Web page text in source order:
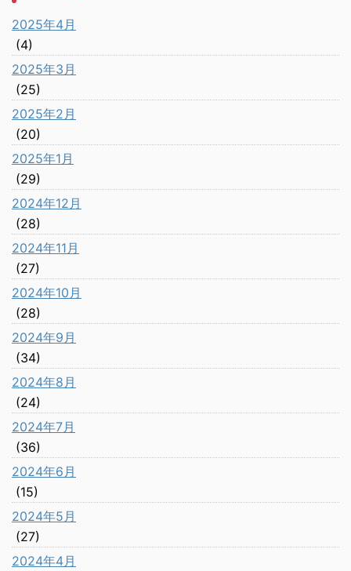
2025年4月
(4)
2025年3月
(25)
2025年2月
(20)
2025年1月
(29)
2024年12月
(28)
2024年11月
(27)
2024年10月
(28)
2024年9月
(34)
2024年8月
(24)
2024年7月
(36)
2024年6月
(15)
2024年5月
(27)
2024年4月